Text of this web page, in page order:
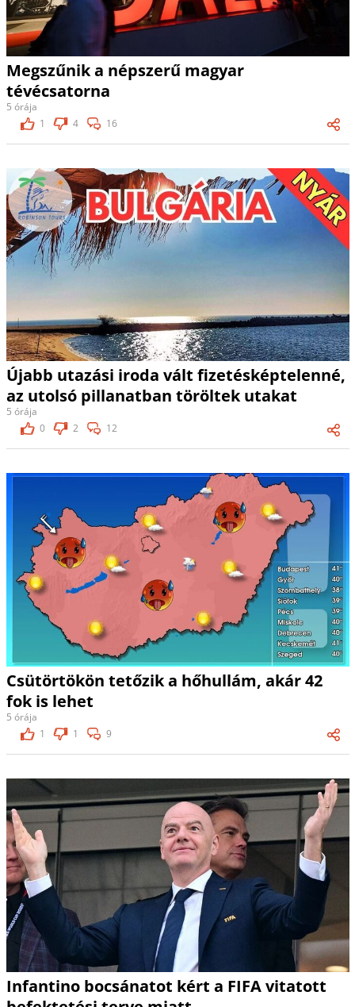
Megszűnik a népszerű magyar
tévécsatorna
5 órája
1
4 16
Újabb utazási iroda vált fizetésképtelenné,
az utolsó pillanatban töröltek utakat
5 órája
0
2 12
Csütörtökön tetőzik a hőhullám, akár 42
fok is lehet
5 órája
1
1 9
Infantino bocsánatot kért a FIFA vitatott